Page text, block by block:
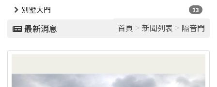
別墅大門 13
最新消息 首頁 > 新聞列表 > 隔音門